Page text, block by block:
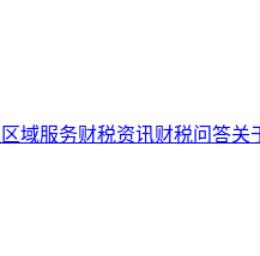
区域服务财税资讯财税问答关